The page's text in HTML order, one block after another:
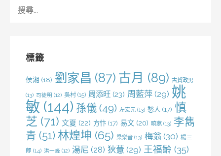
標籤
侯湘 (18) 劉家昌 (87) 古月 (89) 古賀政男
(13) 司徒明 (12) 吳村 (15) 周添旺 (23) 周藍萍 (29) 姚
敏 (144) 孫儀 (49) 左宏元 (13) 愁人 (17) 慎
芝 (71) 文夏 (22) 方忭 (17) 易文 (20) 曉燕 (13) 李雋
青 (51) 林煌坤 (65) 梁樂音 (13) 梅翁 (30) 楊三
郎 (14) 洪一峰 (12) 湯尼 (28) 狄薏 (29) 王福齡 (35)